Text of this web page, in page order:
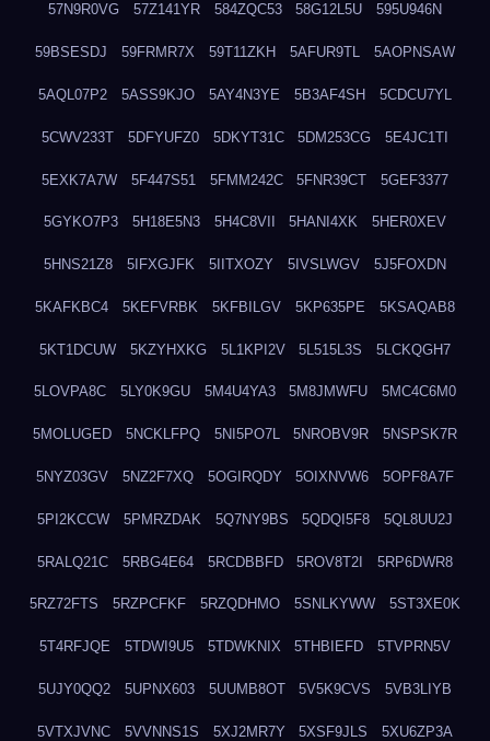
57N9R0VG 57Z141YR 584ZQC53 58G12L5U 595U946N
59BSESDJ 59FRMR7X 59T11ZKH 5AFUR9TL 5AOPNSAW
5AQL07P2 5ASS9KJO 5AY4N3YE 5B3AF4SH 5CDCU7YL
5CWV233T 5DFYUFZ0 5DKYT31C 5DM253CG 5E4JC1TI
5EXK7A7W 5F447S51 5FMM242C 5FNR39CT 5GEF3377
5GYKO7P3 5H18E5N3 5H4C8VII 5HANI4XK 5HER0XEV
5HNS21Z8 5IFXGJFK 5IITXOZY 5IVSLWGV 5J5FOXDN
5KAFKBC4 5KEFVRBK 5KFBILGV 5KP635PE 5KSAQAB8
5KT1DCUW 5KZYHXKG 5L1KPI2V 5L515L3S 5LCKQGH7
5LOVPA8C 5LY0K9GU 5M4U4YA3 5M8JMWFU 5MC4C6M0
5MOLUGED 5NCKLFPQ 5NI5PO7L 5NROBV9R 5NSPSK7R
5NYZ03GV 5NZ2F7XQ 5OGIRQDY 5OIXNVW6 5OPF8A7F
5PI2KCCW 5PMRZDAK 5Q7NY9BS 5QDQI5F8 5QL8UU2J
5RALQ21C 5RBG4E64 5RCDBBFD 5ROV8T2I 5RP6DWR8
5RZ72FTS 5RZPCFKF 5RZQDHMO 5SNLKYWW 5ST3XE0K
5T4RFJQE 5TDWI9U5 5TDWKNIX 5THBIEFD 5TVPRN5V
5UJY0QQ2 5UPNX603 5UUMB8OT 5V5K9CVS 5VB3LIYB
5VTXJVNC 5VVNNS1S 5XJ2MR7Y 5XSF9JLS 5XU6ZP3A